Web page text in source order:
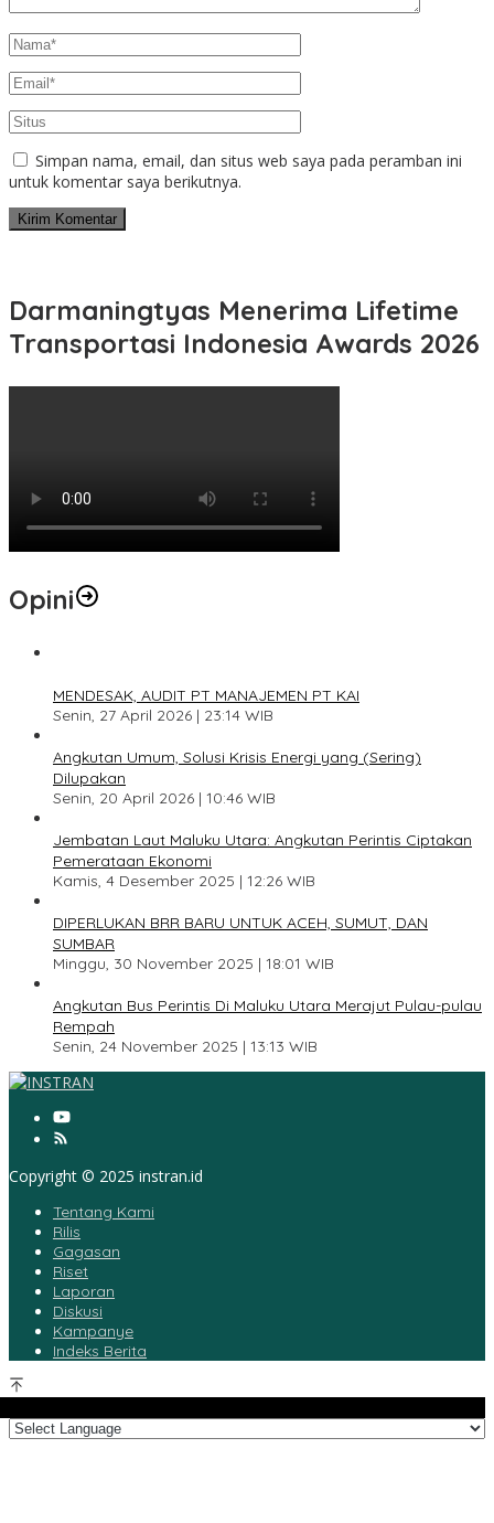
Simpan nama, email, dan situs web saya pada peramban ini
untuk komentar saya berikutnya.
Darmaningtyas Menerima Lifetime
Transportasi Indonesia Awards 2026
Opini
MENDESAK, AUDIT PT MANAJEMEN PT KAI
Senin, 27 April 2026 | 23:14 WIB
Angkutan Umum, Solusi Krisis Energi yang (Sering)
Dilupakan
Senin, 20 April 2026 | 10:46 WIB
Jembatan Laut Maluku Utara: Angkutan Perintis Ciptakan
Pemerataan Ekonomi
Kamis, 4 Desember 2025 | 12:26 WIB
DIPERLUKAN BRR BARU UNTUK ACEH, SUMUT, DAN
SUMBAR
Minggu, 30 November 2025 | 18:01 WIB
Angkutan Bus Perintis Di Maluku Utara Merajut Pulau-pulau
Rempah
Senin, 24 November 2025 | 13:13 WIB
Copyright © 2025 instran.id
Tentang Kami
Rilis
Gagasan
Riset
Laporan
Diskusi
Kampanye
Indeks Berita